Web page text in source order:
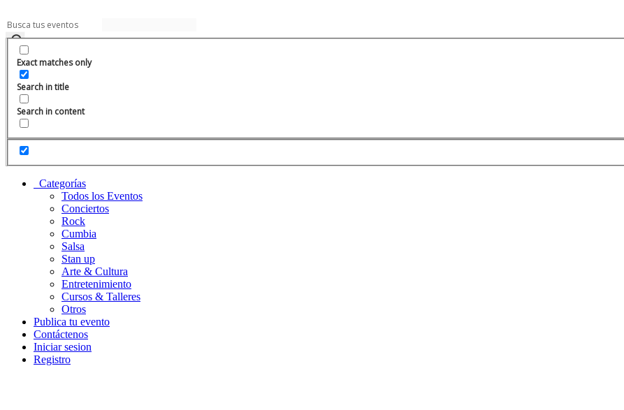
al
contenido
Exact matches only
Search in title
Search in content
Categorías
Todos los Eventos
Conciertos
Rock
Cumbia
Salsa
Stan up
Arte & Cultura
Entretenimiento
Cursos & Talleres
Otros
Publica tu evento
Contáctenos
Iniciar sesion
Registro